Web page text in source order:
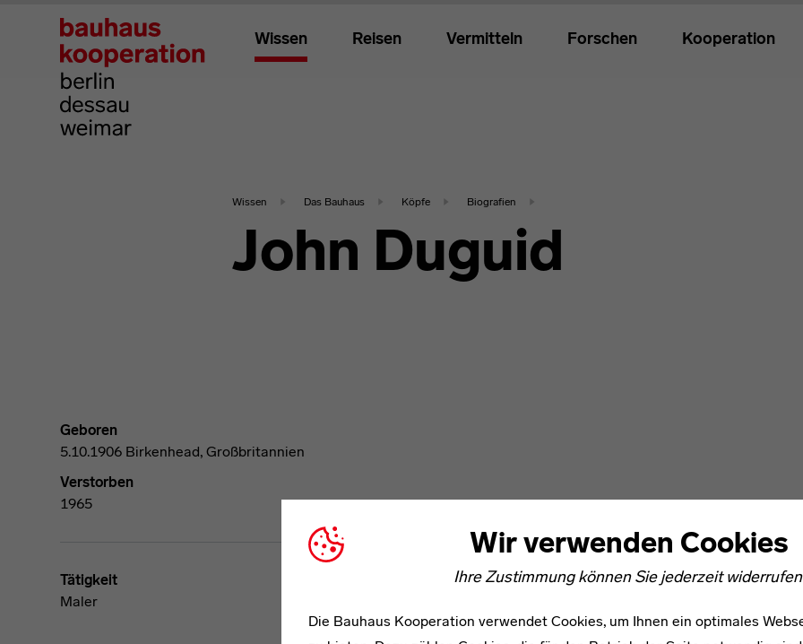
Wir verwenden Cookies
Ihre Zustimmung können Sie jederzeit
Die Bauhaus Kooperation verwendet Cookies, um Ihnen ein optimales
Wissen Reisen Vermitteln Forschen Kooperation
Wissen Das Bauhaus Köpfe Biografien
John Duguid
Geboren
5.10.1906 Birkenhead, Großbritannien
Verstorben
1965
Tätigkeit
Maler